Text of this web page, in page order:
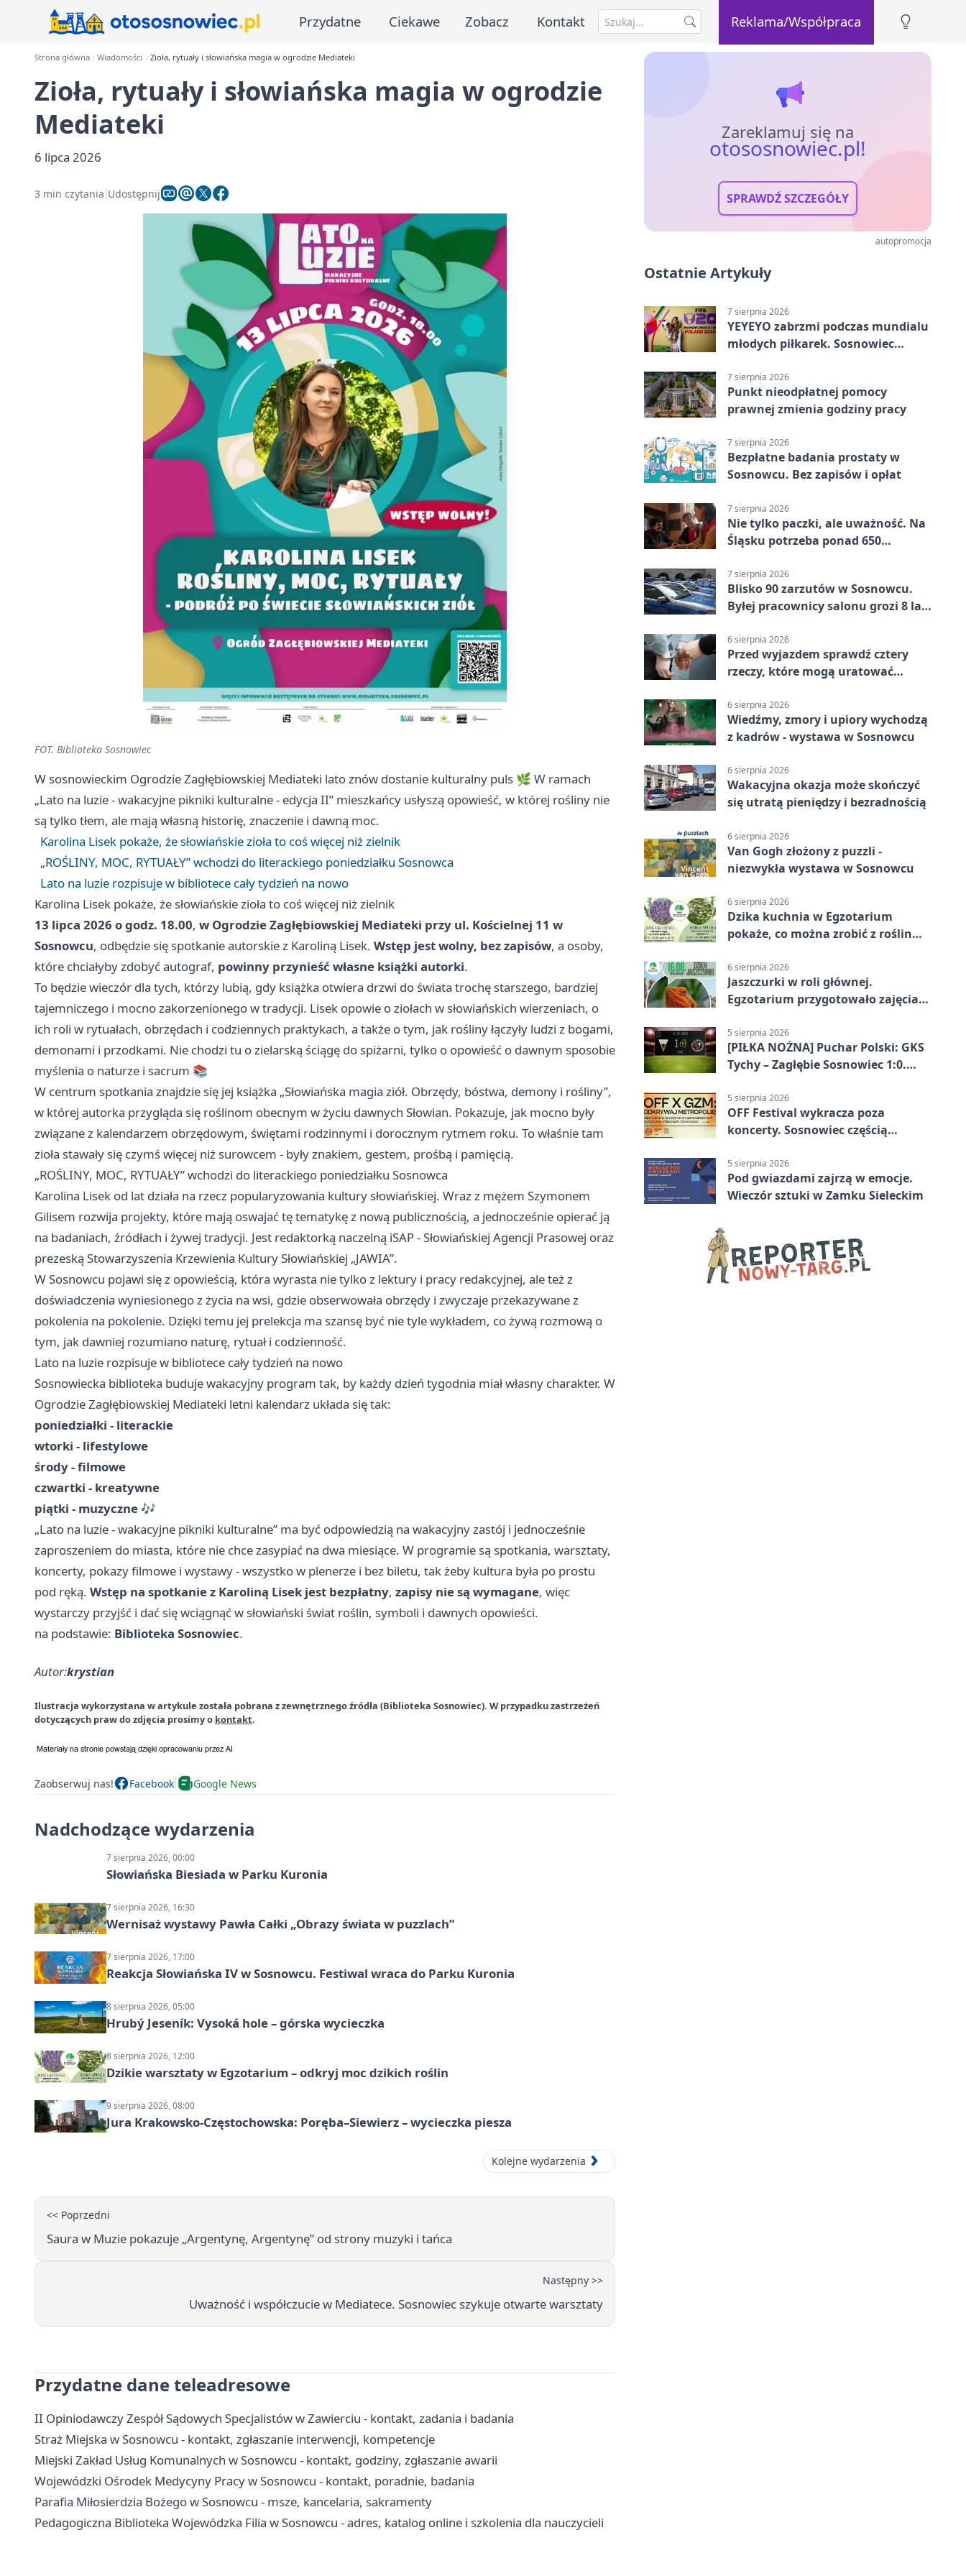
Przydatne Ciekawe Zobacz Kontakt Reklama/Współpraca
Strona główna Wiadomości Zioła, rytuały i słowiańska magia w ogrodzie Mediateki
Zioła, rytuały i słowiańska magia w ogrodzie
Mediateki
6 lipca 2026
3 min czytania Udostępnij
FOT. Biblioteka Sosnowiec
W sosnowieckim Ogrodzie Zagłębiowskiej Mediateki lato znów dostanie kulturalny puls 🌿 W ramach
„Lato na luzie - wakacyjne pikniki kulturalne - edycja II” mieszkańcy usłyszą opowieść, w której rośliny nie
są tylko tłem, ale mają własną historię, znaczenie i dawną moc.
Karolina Lisek pokaże, że słowiańskie zioła to coś więcej niż zielnik
„ROŚLINY, MOC, RYTUAŁY” wchodzi do literackiego poniedziałku Sosnowca
Lato na luzie rozpisuje w bibliotece cały tydzień na nowo
Karolina Lisek pokaże, że słowiańskie zioła to coś więcej niż zielnik
13 lipca 2026 o godz. 18.00, w Ogrodzie Zagłębiowskiej Mediateki przy ul. Kościelnej 11 w
Sosnowcu, odbędzie się spotkanie autorskie z Karoliną Lisek. Wstęp jest wolny, bez zapisów, a osoby,
które chciałyby zdobyć autograf, powinny przynieść własne książki autorki.
To będzie wieczór dla tych, którzy lubią, gdy książka otwiera drzwi do świata trochę starszego, bardziej
tajemniczego i mocno zakorzenionego w tradycji. Lisek opowie o ziołach w słowiańskich wierzeniach, o
ich roli w rytuałach, obrzędach i codziennych praktykach, a także o tym, jak rośliny łączyły ludzi z bogami,
demonami i przodkami. Nie chodzi tu o zielarską ściągę do spiżarni, tylko o opowieść o dawnym sposobie
myślenia o naturze i sacrum 📚
W centrum spotkania znajdzie się jej książka „Słowiańska magia ziół. Obrzędy, bóstwa, demony i rośliny”,
w której autorka przygląda się roślinom obecnym w życiu dawnych Słowian. Pokazuje, jak mocno były
związane z kalendarzem obrzędowym, świętami rodzinnymi i dorocznym rytmem roku. To właśnie tam
zioła stawały się czymś więcej niż surowcem - były znakiem, gestem, prośbą i pamięcią.
„ROŚLINY, MOC, RYTUAŁY” wchodzi do literackiego poniedziałku Sosnowca
Karolina Lisek od lat działa na rzecz popularyzowania kultury słowiańskiej. Wraz z mężem Szymonem
Gilisem rozwija projekty, które mają oswajać tę tematykę z nową publicznością, a jednocześnie opierać ją
na badaniach, źródłach i żywej tradycji. Jest redaktorką naczelną iSAP - Słowiańskiej Agencji Prasowej oraz
prezeską Stowarzyszenia Krzewienia Kultury Słowiańskiej „JAWIA”.
W Sosnowcu pojawi się z opowieścią, która wyrasta nie tylko z lektury i pracy redakcyjnej, ale też z
doświadczenia wyniesionego z życia na wsi, gdzie obserwowała obrzędy i zwyczaje przekazywane z
pokolenia na pokolenie. Dzięki temu jej prelekcja ma szansę być nie tyle wykładem, co żywą rozmową o
tym, jak dawniej rozumiano naturę, rytuał i codzienność.
Lato na luzie rozpisuje w bibliotece cały tydzień na nowo
Sosnowiecka biblioteka buduje wakacyjny program tak, by każdy dzień tygodnia miał własny charakter. W
Ogrodzie Zagłębiowskiej Mediateki letni kalendarz układa się tak:
poniedziałki - literackie
wtorki - lifestylowe
środy - filmowe
czwartki - kreatywne
piątki - muzyczne 🎶
„Lato na luzie - wakacyjne pikniki kulturalne” ma być odpowiedzią na wakacyjny zastój i jednocześnie
zaproszeniem do miasta, które nie chce zasypiać na dwa miesiące. W programie są spotkania, warsztaty,
koncerty, pokazy filmowe i wystawy - wszystko w plenerze i bez biletu, tak żeby kultura była po prostu
pod ręką. Wstęp na spotkanie z Karoliną Lisek jest bezpłatny, zapisy nie są wymagane, więc
wystarczy przyjść i dać się wciągnąć w słowiański świat roślin, symboli i dawnych opowieści.
na podstawie: Biblioteka Sosnowiec.
Autor:krystian
Ilustracja wykorzystana w artykule została pobrana z zewnętrznego źródła (Biblioteka Sosnowiec). W przypadku zastrzeżeń
dotyczących praw do zdjęcia prosimy o kontakt.
Zaobserwuj nas! Facebook Google News
Nadchodzące wydarzenia
7 sierpnia 2026, 00:00
Słowiańska Biesiada w Parku Kuronia
7 sierpnia 2026, 16:30
Wernisaż wystawy Pawła Całki „Obrazy świata w puzzlach”
7 sierpnia 2026, 17:00
Reakcja Słowiańska IV w Sosnowcu. Festiwal wraca do Parku Kuronia
8 sierpnia 2026, 05:00
Hrubý Jeseník: Vysoká hole – górska wycieczka
8 sierpnia 2026, 12:00
Dzikie warsztaty w Egzotarium – odkryj moc dzikich roślin
9 sierpnia 2026, 08:00
Jura Krakowsko-Częstochowska: Poręba–Siewierz – wycieczka piesza
Kolejne wydarzenia
<< Poprzedni
Saura w Muzie pokazuje „Argentynę, Argentynę” od strony muzyki i tańca
Następny >>
Uważność i współczucie w Mediatece. Sosnowiec szykuje otwarte warsztaty
Przydatne dane teleadresowe
II Opiniodawczy Zespół Sądowych Specjalistów w Zawierciu - kontakt, zadania i badania
Straż Miejska w Sosnowcu - kontakt, zgłaszanie interwencji, kompetencje
Miejski Zakład Usług Komunalnych w Sosnowcu - kontakt, godziny, zgłaszanie awarii
Wojewódzki Ośrodek Medycyny Pracy w Sosnowcu - kontakt, poradnie, badania
Parafia Miłosierdzia Bożego w Sosnowcu - msze, kancelaria, sakramenty
Pedagogiczna Biblioteka Wojewódzka Filia w Sosnowcu - adres, katalog online i szkolenia dla nauczycieli
Zareklamuj się na
otososnowiec.pl!
SPRAWDŹ SZCZEGÓŁY
autopromocja
Ostatnie Artykuły
7 sierpnia 2026
YEYEYO zabrzmi podczas mundialu
młodych piłkarek. Sosnowiec
7 sierpnia 2026
Punkt nieodpłatnej pomocy
prawnej zmienia godziny pracy
7 sierpnia 2026
Bezpłatne badania prostaty w
Sosnowcu. Bez zapisów i opłat
7 sierpnia 2026
Nie tylko paczki, ale uważność. Na
Śląsku potrzeba ponad 650
7 sierpnia 2026
Blisko 90 zarzutów w Sosnowcu.
Byłej pracownicy salonu grozi 8 lat
6 sierpnia 2026
Przed wyjazdem sprawdź cztery
rzeczy, które mogą uratować
6 sierpnia 2026
Wiedźmy, zmory i upiory wychodzą
z kadrów - wystawa w Sosnowcu
6 sierpnia 2026
Wakacyjna okazja może skończyć
się utratą pieniędzy i bezradnością
6 sierpnia 2026
Van Gogh złożony z puzzli -
niezwykła wystawa w Sosnowcu
6 sierpnia 2026
Dzika kuchnia w Egzotarium
pokaże, co można zrobić z roślin
6 sierpnia 2026
Jaszczurki w roli głównej.
Egzotarium przygotowało zajęcia
5 sierpnia 2026
[PIŁKA NOŻNA] Puchar Polski: GKS
Tychy – Zagłębie Sosnowiec 1:0.
przed przerwą
5 sierpnia 2026
OFF Festival wykracza poza
koncerty. Sosnowiec częścią
5 sierpnia 2026
Pod gwiazdami zajrzą w emocje.
Wieczór sztuki w Zamku Sieleckim